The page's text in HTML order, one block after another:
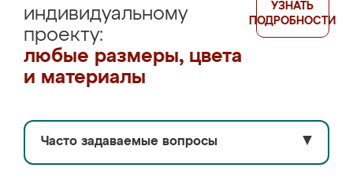
индивидуальному
проекту:
любые размеры, цвета
и материалы
УЗНАТЬ
ПОДРОБНОСТИ
Часто задаваемые вопросы ▼